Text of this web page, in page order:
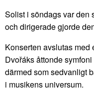
Solist i söndags var den
och dirigerade gjorde
Konserten avslutas med
Dvořáks åttonde
därmed som sedvanligt
i musikens universum.